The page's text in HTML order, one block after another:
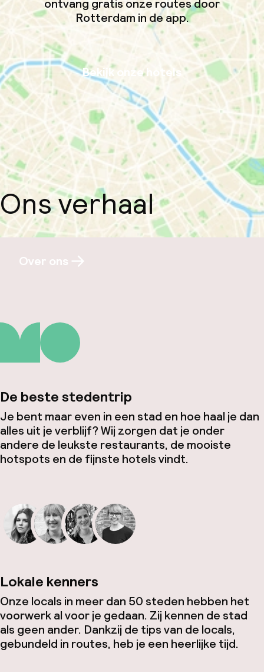
ontvang gratis onze routes door
Rotterdam in de app.
Bekijk onze hotels
Ons verhaal
Over ons
De beste stedentrip
Je bent maar even in een stad en hoe haal je dan
alles uit je verblijf? Wij zorgen dat je onder
andere de leukste restaurants, de mooiste
hotspots en de fijnste hotels vindt.
Lokale kenners
Onze locals in meer dan 50 steden hebben het
voorwerk al voor je gedaan. Zij kennen de stad
als geen ander. Dankzij de tips van de locals,
gebundeld in routes, heb je een heerlijke tijd.